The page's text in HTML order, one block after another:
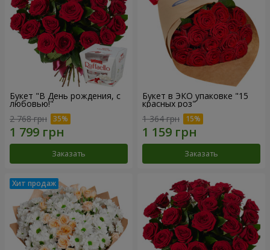
Букет "В День рождения, с
любовью!"
2 768 грн
Заказать
Букет в ЭКО упаковке "15
красных роз"
1 364 грн
Заказать